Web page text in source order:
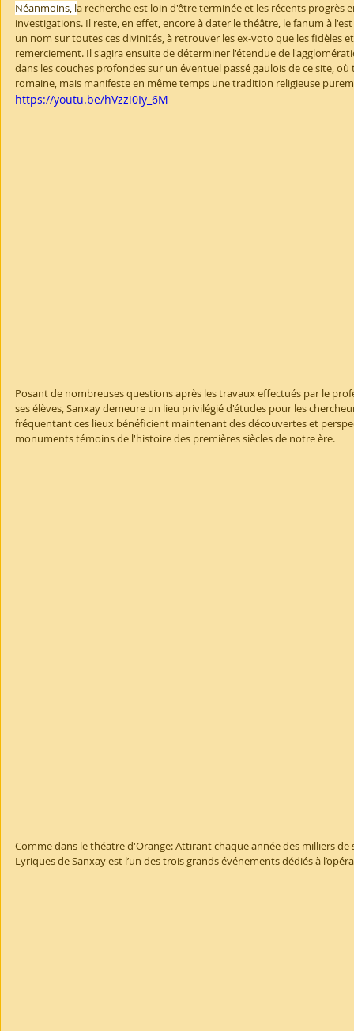
Néanmoins, la recherche est loin d'être terminée et les récents progrès
investigations. Il reste, en effet, encore à dater le théâtre, le fanum à
un nom sur toutes ces divinités, à retrouver les ex-voto que les fidèles
remerciement. Il s'agira ensuite de déterminer l'étendue de
dans les couches profondes sur un éventuel passé gaulois de ce site,
romaine, mais manifeste en même temps une tradition religieuse
https://youtu.be/hVzzi0Iy_6M
Posant de nombreuses questions après les travaux effectués par le
ses élèves, Sanxay demeure un lieu privilégié d'études pour les
fréquentant ces lieux bénéficient maintenant des découvertes et
monuments témoins de l'histoire des premières siècles de notre ère.
Comme dans le théatre d'Orange: Attirant chaque année des milliers
Lyriques de Sanxay est l’un des trois grands événements dédiés à